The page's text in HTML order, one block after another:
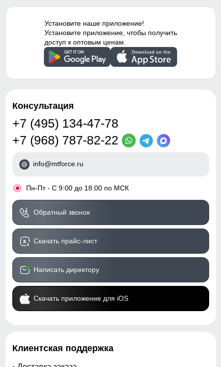
Установите наше приложение!
Установите приложение, чтобы получить
доступ к оптовым ценам.
Консультация
+7 (495) 134-47-78
+7 (968) 787-82-22
info@mtforce.ru
• Пн-Пт - С 9:00 до 18:00 по МСК
Обратный звонок
Скачать прайс-лист
Написать директору
Скачать приложение для iOS
Клиентская поддержка